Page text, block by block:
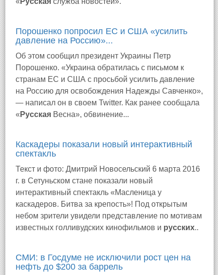
Порошенко попросил ЕС и США «усилить
давление на Россию»...
Об этом сообщил президент Украины Петр
Порошенко. «Украина обратилась с письмом к
странам ЕС и США с просьбой усилить давление
на Россию для освобождения Надежды Савченко»,
— написал он в своем Twitter. Как ранее сообщала
« Русская Весна», обвинение...
Каскадеры показали новый интерактивный
спектакль
Текст и фото: Дмитрий Новосельский 6 марта 2016
г. в Сетуньском стане показали новый
интерактивный спектакль «Масленица у
каскадеров. Битва за крепость»! Под открытым
небом зрители увидели представление по мотивам
известных голливудских кинофильмов и русских..
СМИ: в Госдуме не исключили рост цен на
нефть до $200 за баррель